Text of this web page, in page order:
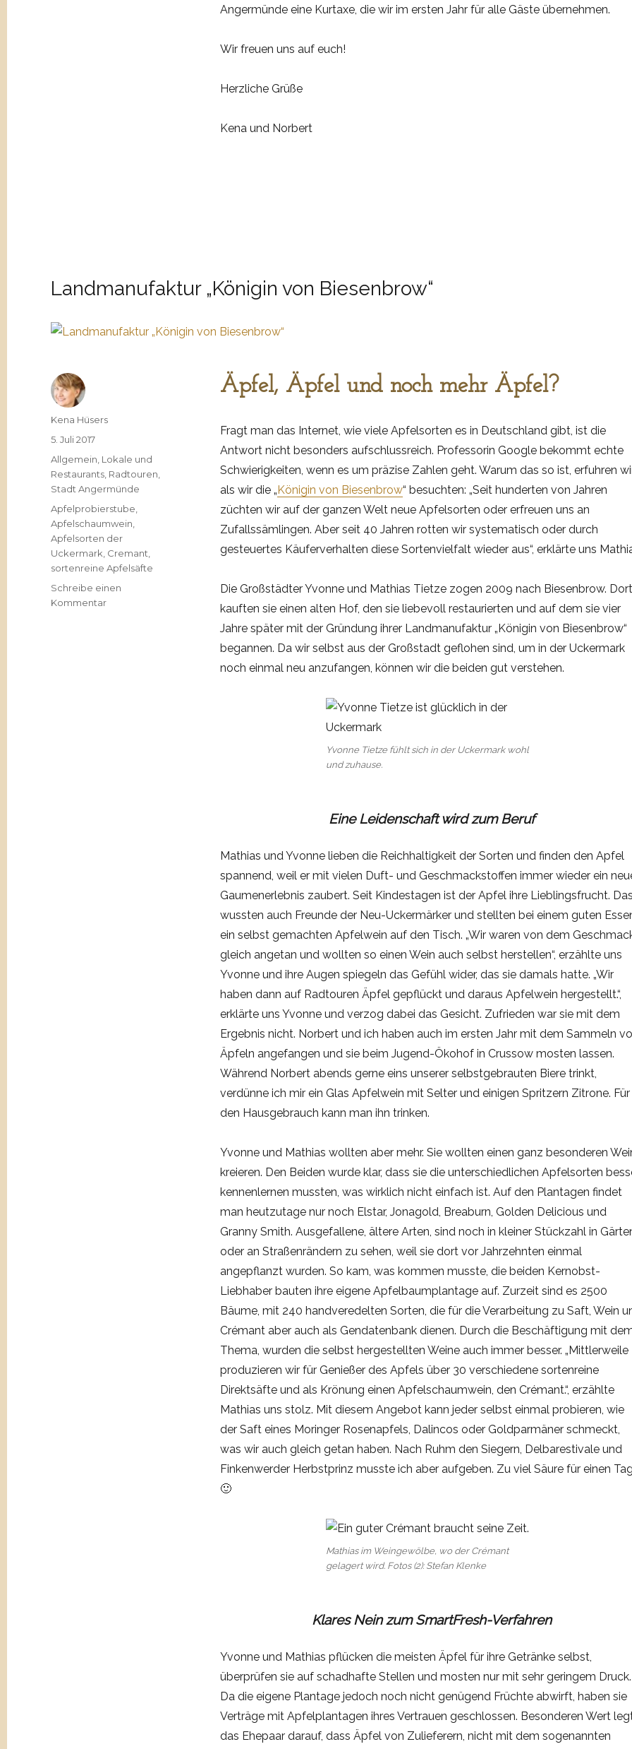
Angermünde eine Kurtaxe, die wir im ersten Jahr für alle Gäste übernehmen.
Wir freuen uns auf euch!
Herzliche Grüße
Kena und Norbert
Landmanufaktur „Königin von Biesenbrow“
Äpfel, Äpfel und noch mehr Äpfel?
Fragt man das Internet, wie viele Apfelsorten es in Deutschland gibt, ist die
Antwort nicht besonders aufschlussreich. Professorin Google bekommt echte
Schwierigkeiten, wenn es um präzise Zahlen geht. Warum das so ist, erfuhren
als wir die „Königin von Biesenbrow“ besuchten: „Seit hunderten von Jahren
züchten wir auf der ganzen Welt neue Apfelsorten oder erfreuen uns an
Zufallssämlingen. Aber seit 40 Jahren rotten wir systematisch oder durch
gesteuertes Käuferverhalten diese Sortenvielfalt wieder aus“, erklärte uns
Die Großstädter Yvonne und Mathias Tietze zogen 2009 nach Biesenbrow. Dort
kauften sie einen alten Hof, den sie liebevoll restaurierten und auf dem sie vier
Jahre später mit der Gründung ihrer Landmanufaktur „Königin von Biesenbrow“
begannen. Da wir selbst aus der Großstadt geflohen sind, um in der Uckermark
noch einmal neu anzufangen, können wir die beiden gut verstehen.
Yvonne Tietze fühlt sich in der Uckermark wohl
und zuhause.
Eine Leidenschaft wird zum Beruf
Mathias und Yvonne lieben die Reichhaltigkeit der Sorten und finden den Apfel
spannend, weil er mit vielen Duft- und Geschmackstoffen immer wieder ein
Gaumenerlebnis zaubert. Seit Kindestagen ist der Apfel ihre Lieblingsfrucht.
wussten auch Freunde der Neu-Uckermärker und stellten bei einem guten
ein selbst gemachten Apfelwein auf den Tisch. „Wir waren von dem
gleich angetan und wollten so einen Wein auch selbst herstellen“, erzählte uns
Yvonne und ihre Augen spiegeln das Gefühl wider, das sie damals hatte. „Wir
haben dann auf Radtouren Äpfel gepflückt und daraus Apfelwein hergestellt.“,
erklärte uns Yvonne und verzog dabei das Gesicht. Zufrieden war sie mit dem
Ergebnis nicht. Norbert und ich haben auch im ersten Jahr mit dem Sammeln
Äpfeln angefangen und sie beim Jugend-Ökohof in Crussow mosten lassen.
Während Norbert abends gerne eins unserer selbstgebrauten Biere trinkt,
verdünne ich mir ein Glas Apfelwein mit Selter und einigen Spritzern Zitrone. Für
den Hausgebrauch kann man ihn trinken.
Yvonne und Mathias wollten aber mehr. Sie wollten einen ganz besonderen
kreieren. Den Beiden wurde klar, dass sie die unterschiedlichen Apfelsorten
kennenlernen mussten, was wirklich nicht einfach ist. Auf den Plantagen findet
man heutzutage nur noch Elstar, Jonagold, Breaburn, Golden Delicious und
Granny Smith. Ausgefallene, ältere Arten, sind noch in kleiner Stückzahl in
oder an Straßenrändern zu sehen, weil sie dort vor Jahrzehnten einmal
angepflanzt wurden. So kam, was kommen musste, die beiden Kernobst-
Liebhaber bauten ihre eigene Apfelbaumplantage auf. Zurzeit sind es 2500
Bäume, mit 240 handveredelten Sorten, die für die Verarbeitung zu Saft, Wein
Crémant aber auch als Gendatenbank dienen. Durch die Beschäftigung mit
Thema, wurden die selbst hergestellten Weine auch immer besser. „Mittlerweile
produzieren wir für Genießer des Apfels über 30 verschiedene sortenreine
Direktsäfte und als Krönung einen Apfelschaumwein, den Crémant.“, erzählte
Mathias uns stolz. Mit diesem Angebot kann jeder selbst einmal probieren, wie
der Saft eines Moringer Rosenapfels, Dalincos oder Goldparmäner schmeckt,
was wir auch gleich getan haben. Nach Ruhm den Siegern, Delbarestivale und
Finkenwerder Herbstprinz musste ich aber aufgeben. Zu viel Säure für einen
🙂
Mathias im Weingewölbe, wo der Crémant
gelagert wird. Fotos (2): Stefan Klenke
Klares Nein zum SmartFresh-Verfahren
Yvonne und Mathias pflücken die meisten Äpfel für ihre Getränke selbst,
überprüfen sie auf schadhafte Stellen und mosten nur mit sehr geringem Druck.
Da die eigene Plantage jedoch noch nicht genügend Früchte abwirft, haben sie
Verträge mit Apfelplantagen ihres Vertrauen geschlossen. Besonderen Wert
das Ehepaar darauf, dass Äpfel von Zulieferern, nicht mit dem sogenannten
Autor
Kena Hüsers
Veröffentlicht
am
5. Juli 2017
Kategorien
Allgemein Lokale und
Restaurants Radtouren
Stadt Angermünde
Schlagwörter
Apfelprobierstube
Apfelschaumwein
Apfelsorten der
Uckermark Cremant
sortenreine Apfelsäfte
Schreibe einen
Kommentarzu